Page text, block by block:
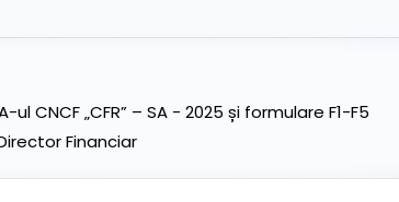
„CFR” – SA - 2025 și formulare F1-F5
Financiar